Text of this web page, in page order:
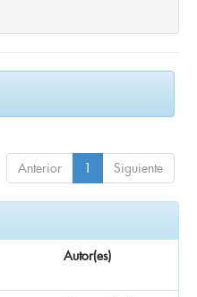
Anterior 1 Siguiente
Autor(es)